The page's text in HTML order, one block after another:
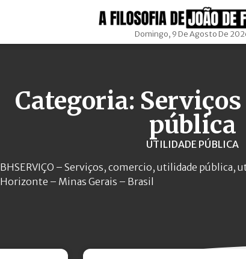
Domingo, 9 De Agosto De
Categoria:
pública
UTILIDADE PÚBLICA
BHSERVIÇO – Serviços, comercio, utilidade pública,
Horizonte – Minas Gerais – Brasil